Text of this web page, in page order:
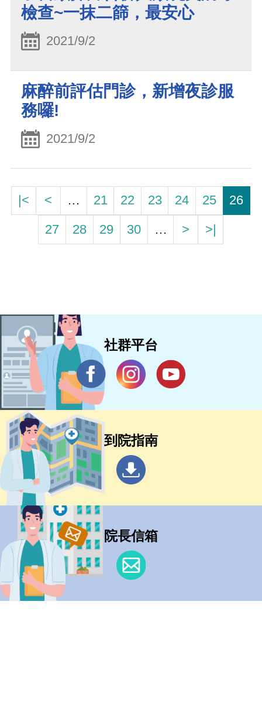
檢查~一抹二篩，最安心
2021/9/2
麻醉前評估門診，新增夜診服
務囉!
2021/9/2
|< < … 21 22 23 24 25
26
27
28 29 30 … > >|
社群平台
到院指南
院長信箱